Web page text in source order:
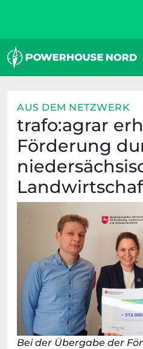
AUS DEM NETZWERK
trafo:agrar
Förderung
Bei der Übergabe der